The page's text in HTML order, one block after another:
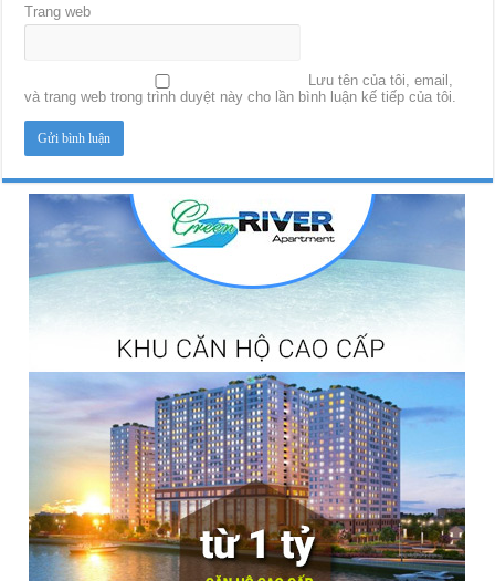
Trang web
Lưu tên của tôi, email,
và trang web trong trình duyệt này cho lần bình luận kế tiếp của tôi.